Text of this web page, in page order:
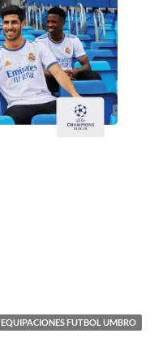
EQUIPACIONES FUTBOL UMBRO